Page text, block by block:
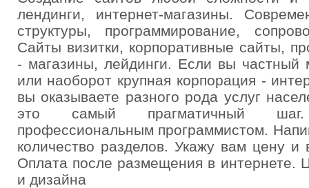
лендинги, интернет-магазины.
структуры, программирование,
Сайты визитки, корпоративные сайты,
- магазины, лейдинги. Если вы
или наоборот крупная корпорация -
вы оказываете разного рода услуг
это самый прагматичный шаг.
профессиональным программистом.
количество разделов. Укажу вам цену
Оплата после размещения в интернете.
и дизайна